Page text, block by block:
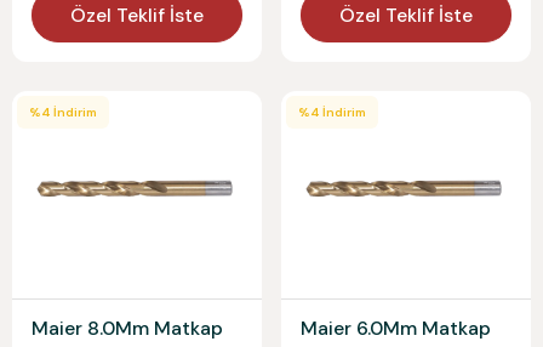
Özel Teklif İste Özel Teklif İste
%4 İndirim
Maier 8.0Mm Matkap
%4 İndirim
Maier 6.0Mm Matkap